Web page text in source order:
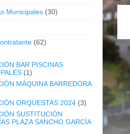
Municipales (30)
(62)
BAR PISCINAS
(1)
MÁQUINA BARREDORA
ORQUESTAS 2024 (3)
SUSTITUCIÓN
PLAZA SANCHO GARCÍA